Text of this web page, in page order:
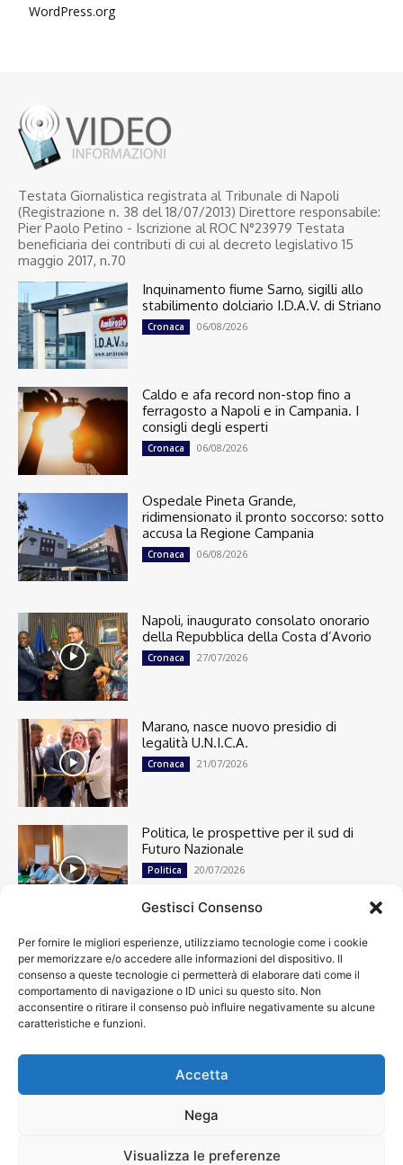
Gestisci Consenso
Per fornire le migliori esperienze, utilizziamo tecnologie come i cookie
per memorizzare e/o accedere alle informazioni del dispositivo. Il
consenso a queste tecnologie ci permetterà di elaborare dati come il
comportamento di navigazione o ID unici su questo sito. Non
acconsentire o ritirare il consenso può influire negativamente su alcune
caratteristiche e funzioni.
Accetta
Nega
Visualizza le preferenze
WordPress.org
Testata Giornalistica registrata al Tribunale di Napoli
(Registrazione n. 38 del 18/07/2013) Direttore responsabile:
Pier Paolo Petino - Iscrizione al ROC N°23979 Testata
beneficiaria dei contributi di cui al decreto legislativo 15
maggio 2017, n.70
Inquinamento fiume Sarno, sigilli allo
stabilimento dolciario I.D.A.V. di Striano
Cronaca 06/08/2026
Caldo e afa record non-stop fino a
ferragosto a Napoli e in Campania. I
consigli degli esperti
Cronaca 06/08/2026
Ospedale Pineta Grande,
ridimensionato il pronto soccorso: sotto
accusa la Regione Campania
Cronaca 06/08/2026
Napoli, inaugurato consolato onorario
della Repubblica della Costa d’Avorio
Cronaca 27/07/2026
Marano, nasce nuovo presidio di
legalità U.N.I.C.A.
Cronaca 21/07/2026
Politica, le prospettive per il sud di
Futuro Nazionale
Politica 20/07/2026
Cronaca
13492
Attualità
7299
top
News
4208
Cultura
Contatti Privacy Policy
Accessibilità